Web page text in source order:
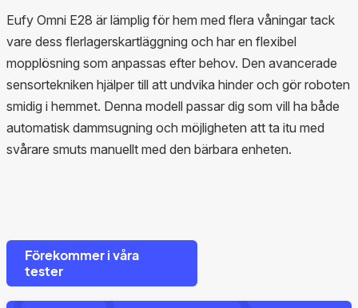
Eufy Omni E28 är lämplig för hem med flera våningar tack
vare dess flerlagerskartläggning och har en flexibel
mopplösning som anpassas efter behov. Den avancerade
sensortekniken hjälper till att undvika hinder och gör roboten
smidig i hemmet. Denna modell passar dig som vill ha både
automatisk dammsugning och möjligheten att ta itu med
svårare smuts manuellt med den bärbara enheten.
Förekommer i våra
tester